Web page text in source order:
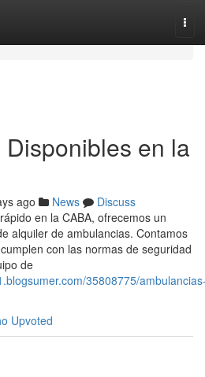
en la
ago News
Discuss
en la CABA, ofrecemos un
alquiler de ambulancias. Contamos
con las normas de seguridad
de
35808775/
Upvoted